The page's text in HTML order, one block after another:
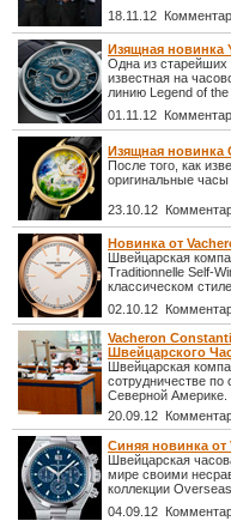
18.11.12
Изящная новинка
Одна из старейших
известная на
линию Legend of
01.11.12
Изящная новинка
После того, как
оригинальные
23.10.12
Новинка от
Швейцарская
Traditionnelle Self-
классическом стиле.
02.10.12
Vacheron
Швейцарского
Швейцарская
сотрудничестве по
Северной Америке.
20.09.12
Синяя новинка от
Швейцарская
мире своими
коллекции Overseas.
04.09.12